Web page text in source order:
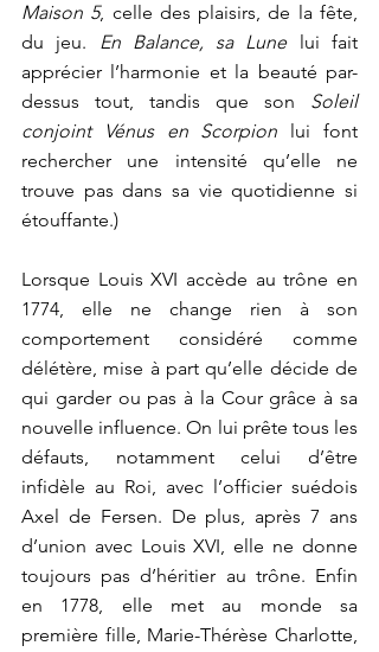
Maison 5, celle des plaisirs, de la fête,
du jeu. En Balance, sa Lune lui fait
apprécier l’harmonie et la beauté par-
dessus tout, tandis que son Soleil
conjoint Vénus en Scorpion lui font
rechercher une intensité qu’elle ne
trouve pas dans sa vie quotidienne si
étouffante.)
Lorsque Louis XVI accède au trône en
1774, elle ne change rien à son
comportement considéré comme
délétère, mise à part qu’elle décide de
qui garder ou pas à la Cour grâce à sa
nouvelle influence. On lui prête tous les
défauts, notamment celui d’être
infidèle au Roi, avec l’officier suédois
Axel de Fersen. De plus, après 7 ans
d’union avec Louis XVI, elle ne donne
toujours pas d’héritier au trône. Enfin
en 1778, elle met au monde sa
première fille, Marie-Thérèse Charlotte,